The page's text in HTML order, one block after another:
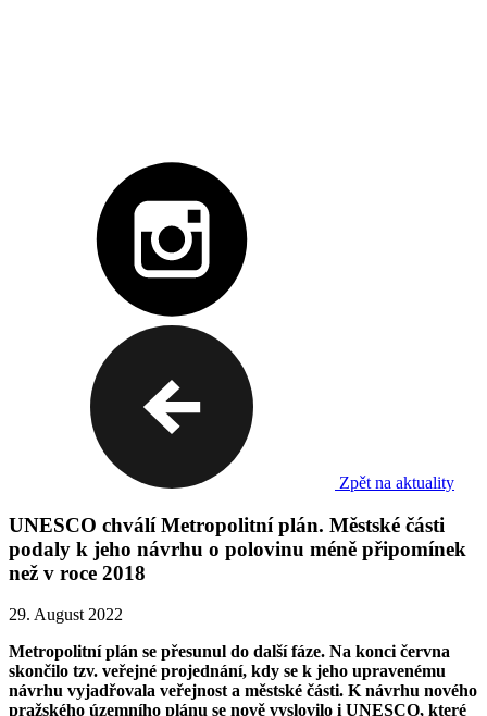
Zpět na aktuality
UNESCO chválí Metropolitní plán. Městské části
podaly k jeho návrhu o polovinu méně připomínek
než v roce 2018
29. August 2022
Metropolitní plán se přesunul do další fáze. Na konci června
skončilo tzv. veřejné projednání, kdy se k jeho upravenému
návrhu vyjadřovala veřejnost a městské části. K návrhu nového
pražského územního plánu se nově vyslovilo i UNESCO, které